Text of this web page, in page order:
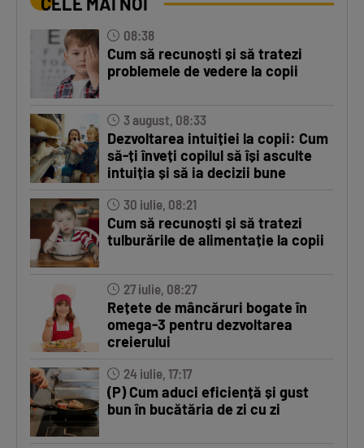
08:38
Cum să recunoști și să tratezi
problemele de vedere la copii
3 august, 08:33
Dezvoltarea intuiției la copii: Cum
să-ți înveți copilul să își asculte
intuiția și să ia decizii bune
30 iulie, 08:21
Cum să recunoști și să tratezi
tulburările de alimentație la copii
27 iulie, 08:27
Rețete de mâncăruri bogate în
omega-3 pentru dezvoltarea
creierului
24 iulie, 17:17
(P) Cum aduci eficiență și gust
bun în bucătăria de zi cu zi